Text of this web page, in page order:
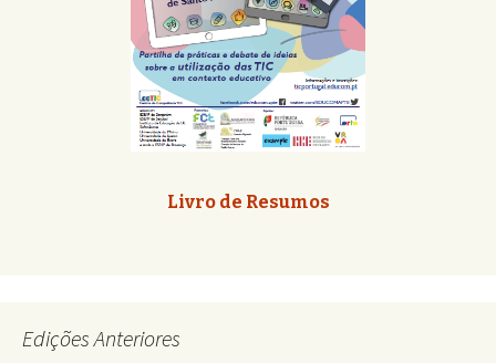
Livro de Resumos
Edições Anteriores